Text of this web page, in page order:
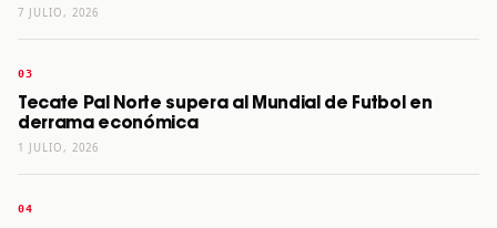
7 JULIO, 2026
Tecate Pal Norte supera al Mundial de Futbol en
derrama económica
1 JULIO, 2026